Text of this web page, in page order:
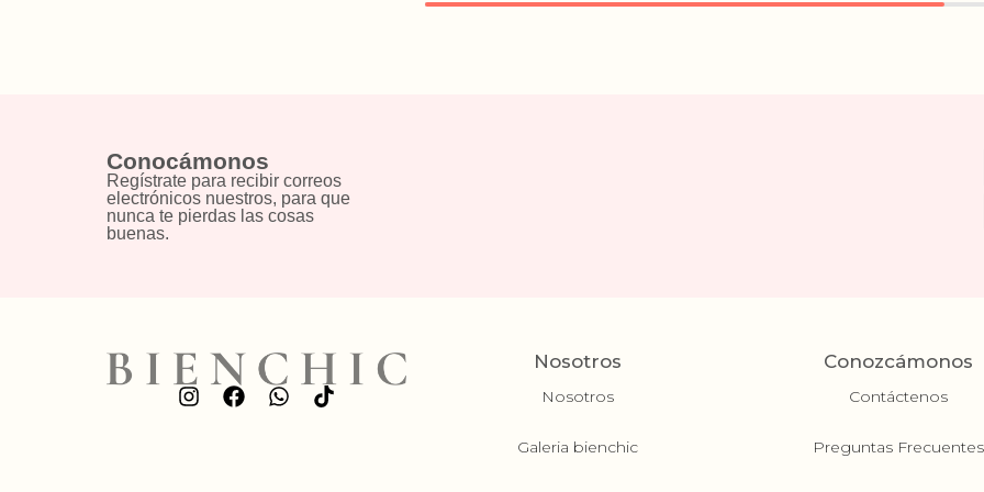
Conocámonos
Regístrate para recibir correos
electrónicos nuestros, para que
nunca te pierdas las cosas
buenas.
Nosotros
Nosotros
Galeria bienchic
Conozcámonos
Contáctenos
Preguntas Frecuentes